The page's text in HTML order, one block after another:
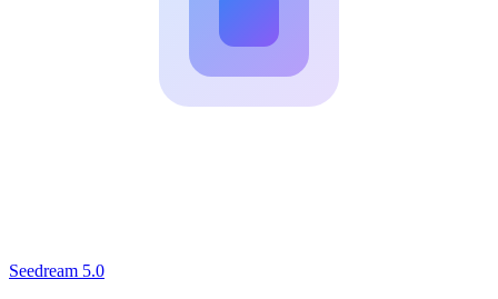
Seedream 5.0